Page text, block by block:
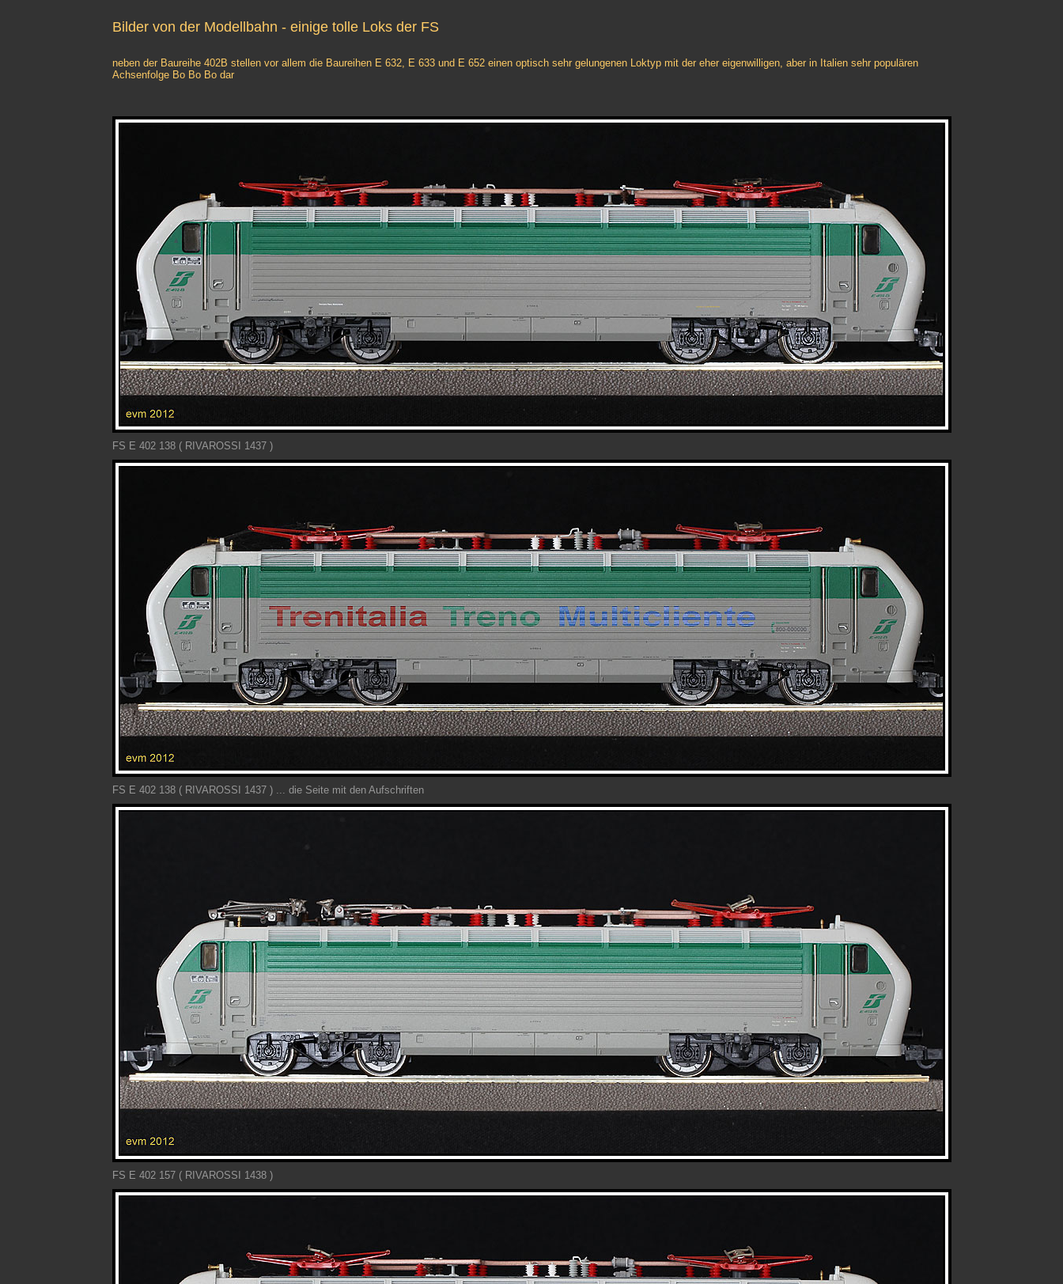
Bilder von der Modellbahn - einige tolle Loks der FS
neben der Baureihe 402B stellen vor allem die Baureihen E 632, E 633 und E 652 einen optisch sehr gelungenen Loktyp mit der eher eigenwilligen, aber in Italien sehr populären
Achsenfolge Bo Bo Bo dar
FS E 402 138 ( RIVAROSSI 1437 )
FS E 402 138 ( RIVAROSSI 1437 )... die Seite mit den Aufschriften
FS E 402 157 ( RIVAROSSI 1438 )